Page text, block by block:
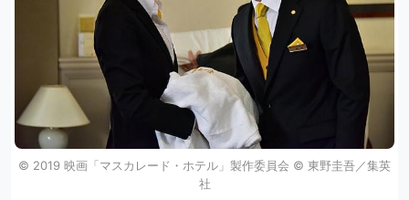
©︎ 2019 映画「マスカレード・ホテル」製作委員会 ©︎ 東野圭吾／集英
社